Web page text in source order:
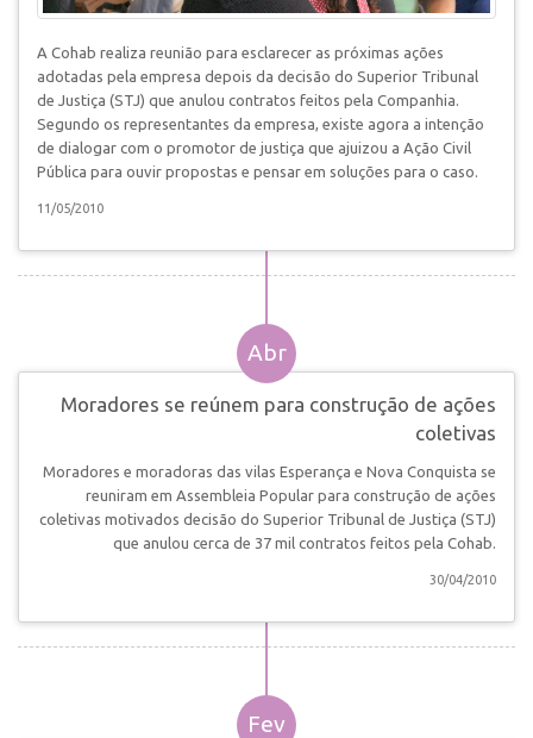
A Cohab realiza reunião para esclarecer as próximas ações
adotadas pela empresa depois da decisão do Superior Tribunal
de Justiça (STJ) que anulou contratos feitos pela Companhia.
Segundo os representantes da empresa, existe agora a intenção
de dialogar com o promotor de justiça que ajuizou a Ação Civil
Pública para ouvir propostas e pensar em soluções para o caso.
11/05/2010
Abr
Moradores se reúnem para construção de ações
coletivas
Moradores e moradoras das vilas Esperança e Nova Conquista se
reuniram em Assembleia Popular para construção de ações
coletivas motivados decisão do Superior Tribunal de Justiça (STJ)
que anulou cerca de 37 mil contratos feitos pela Cohab.
30/04/2010
Fev